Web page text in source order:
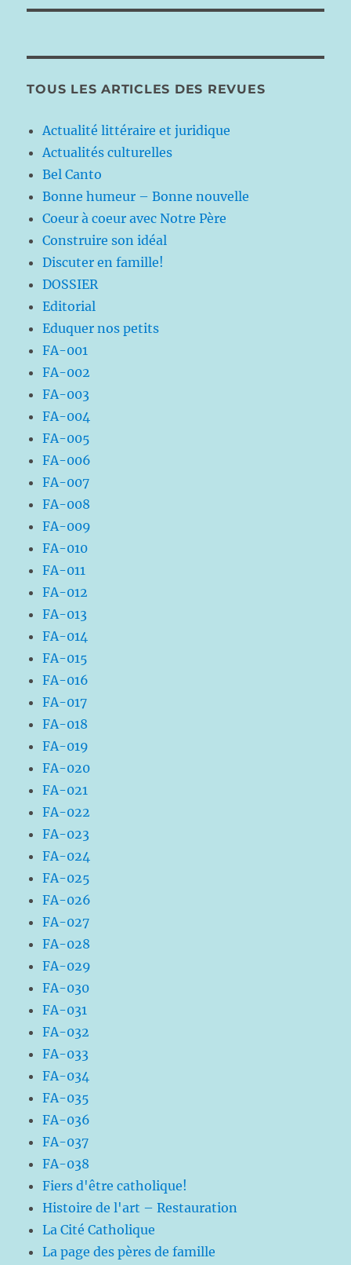
TOUS LES ARTICLES DES REVUES
Actualité littéraire et juridique
Actualités culturelles
Bel Canto
Bonne humeur – Bonne nouvelle
Coeur à coeur avec Notre Père
Construire son idéal
Discuter en famille!
DOSSIER
Editorial
Eduquer nos petits
FA-001
FA-002
FA-003
FA-004
FA-005
FA-006
FA-007
FA-008
FA-009
FA-010
FA-011
FA-012
FA-013
FA-014
FA-015
FA-016
FA-017
FA-018
FA-019
FA-020
FA-021
FA-022
FA-023
FA-024
FA-025
FA-026
FA-027
FA-028
FA-029
FA-030
FA-031
FA-032
FA-033
FA-034
FA-035
FA-036
FA-037
FA-038
Fiers d'être catholique!
Histoire de l'art – Restauration
La Cité Catholique
La page des pères de famille